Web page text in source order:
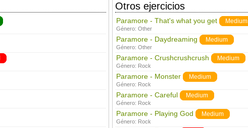
Otros ejercicios
Paramore - That's what you get Medium
Género: Other
Paramore - Daydreaming Medium
Género: Other
Paramore - Crushcrushcrush Medium
Género: Rock
Paramore - Monster Medium
Género: Rock
Paramore - Careful Medium
Género: Rock
Paramore - Playing God Medium
Género: Rock